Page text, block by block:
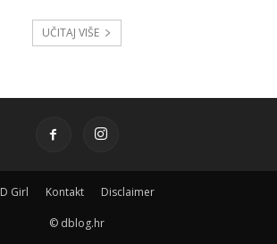
UČITAJ VIŠE
D Girl Kontakt Disclaimer
© dblog.hr